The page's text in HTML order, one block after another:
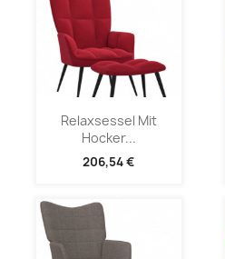
Relaxsessel Mit
Hocker...
206,54 €